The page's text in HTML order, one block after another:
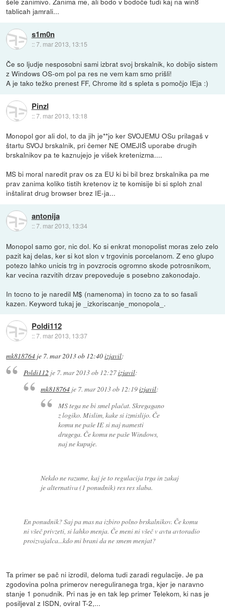
tablicah jamrali...
s1m0n
::7. mar 2013, 13:15
Če so ljudje nesposobni sami izbrat svoj brskalnik, ko dobijo sistem
z Windows OS-om pol pa res ne vem kam smo prišli!
A je tako težko prenest FF, Chrome itd s spleta s pomočjo IEja :)
Pinzl
::7. mar 2013, 13:18
Monopol gor ali dol, to da jih je**jo ker SVOJEMU OSu prilagaš v
štartu SVOJ brskalnik, pri čemer NE OMEJIŠ uporabe drugih
brskalnikov pa te kaznujejo je višek kretenizma....
MS bi moral naredit prav os za EU ki bi bil brez brskalnika pa me
prav zanima koliko tistih kretenov iz te komisije bi si sploh znal
inštalirat drug browser brez IE-ja...
antonija
::7. mar 2013, 13:34
Monopol samo gor, nic dol. Ko si enkrat monopolist moras zelo zelo
pazit kaj delas, ker si kot slon v trgovinis porcelanom. Z eno glupo
potezo lahko unicis trg in povzrocis ogromno skode potrosnikom,
kar vecina razvitih drzav prepoveduje s posebno zakonodajo.
In tocno to je naredil M$ (namenoma) in tocno za to so fasali
kazen. Keyword tukaj je _izkoriscanje_monopola_.
Poldi112
::7. mar 2013, 13:37
mk818764 je 7. mar 2013 ob 12:40izjavil:
Poldi112je 7. mar 2013 ob 12:27izjavil:
mk818764 je 7. mar 2013 ob 12:19izjavil:
MS tega ne bi smel plačat. Skregagano
z logiko. Mislim, kake si izmislijo. Če
komu ne paše IE si naj namesti
drugega. Če komu ne paše Windows,
naj ne kupuje.
Nekdo ne razume, kaj je to regulacija trga in zakaj
je alternativa (1 ponudnik) res res slaba.
En ponudnik? Saj pa mas na izbiro polno brskalnikov. Če komu
ni všeč privzeti, si lahko menja. Če meni ni všeč v avtu avtoradio
proizvajalca...kdo mi brani da ne smem menjat?
Ta primer se pač ni izrodil, deloma tudi zaradi regulacije. Je pa
zgodovina polna primerov nereguliranega trga, kjer je naravno
stanje 1 ponudnik. Pri nas je en tak lep primer Telekom, ki nas je
posiljeval z ISDN, oviral T-2,...